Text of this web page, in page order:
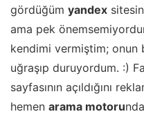
gördüğüm yandex
ama pek
kendimi vermiştim; onun
uğraşıp duruyordum. :)
sayfasının açıldığını
hemen arama motoru